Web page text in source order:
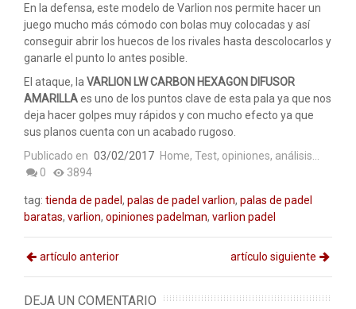
En la defensa, este modelo de Varlion nos permite hacer un
juego mucho más cómodo con bolas muy colocadas y así
conseguir abrir los huecos de los rivales hasta descolocarlos y
ganarle el punto lo antes posible.
El ataque, la VARLION LW CARBON HEXAGON DIFUSOR
AMARILLAes uno de los puntos clave de esta pala ya que nos
deja hacer golpes muy rápidos y con mucho efecto ya que
sus planos cuenta con un acabado rugoso.
Publicado en 03/02/2017 Home, Test, opiniones, análisis...
0
3894
tag: tienda de padel, palas de padel varlion, palas de padel
baratas, varlion, opiniones padelman, varlion padel
artículo anterior artículo siguiente
DEJA UN COMENTARIO